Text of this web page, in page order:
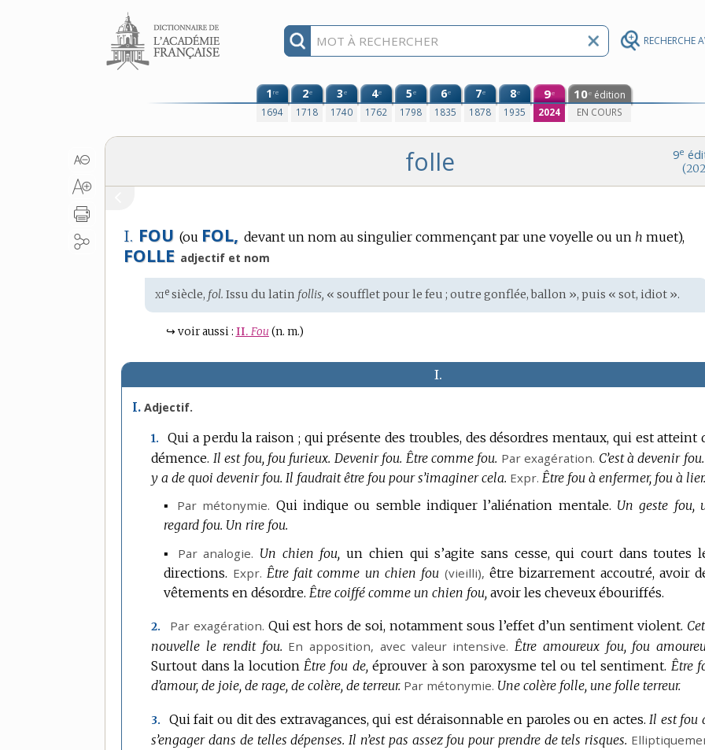
RECHERCHE
Aller au contenu
1re
1694
2e
1718
3e
1740
4e
1762
5e
1798
6e
1835
7e
1878
8e
1935
9e
2024
10e édition
EN COURS
9e
folle
I. FOU (ou FOL, devant un nom au singulier commençant par une voyelle ou un h muet),
FOLLE adjectif et nom
Étymologie
:
xie siècle, fol. Issu dulatin follis, « soufflet pour le feu ; outre gonflée, ballon », puis « sot, idiot ».
↪ voir aussi : II. Fou (n. m.)
I.
I. Adjectif.
1.
Qui a perdu la raison ; qui présente des troubles, des désordres mentaux, qui est atteint
démence. Il est fou, fou furieux. Devenir fou. Être comme fou. Par exagération. C’est à devenir fou.
y a de quoi devenir fou. Il faudrait être fou pour s’imaginer cela. Expr. Être fou à enfermer, fou à lier.
▪ Par métonymie. Qui indique ou semble indiquer l’aliénation mentale. Un geste fou,
regard fou. Un rire fou.
▪ Par analogie. Un chien fou, un chien qui s’agite sans cesse, qui court dans toutes
directions. Expr. Être fait comme un chien fou (vieilli), être bizarrement accoutré, avoir
vêtements en désordre. Être coiffé comme un chien fou, avoir les cheveux ébouriffés.
2. Par exagération. Qui est hors de soi, notamment sous l’effet d’un sentiment violent.
nouvelle le rendit fou. En apposition, avec valeur intensive. Être amoureux fou, fou
Surtout dans la locution Être fou de, éprouver à son paroxysme tel ou tel sentiment. Être
d’amour, de joie, de rage, de colère, de terreur. Par métonymie. Une colère folle, une folle terreur.
3. Qui fait ou dit des extravagances, qui est déraisonnable en paroles ou en actes. Il est fou
s’engager dans de telles dépenses. Il n’est pas assez fou pour prendre de tels risques.